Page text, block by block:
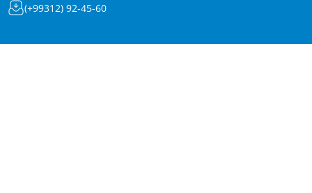
(+99312) 92-45-60